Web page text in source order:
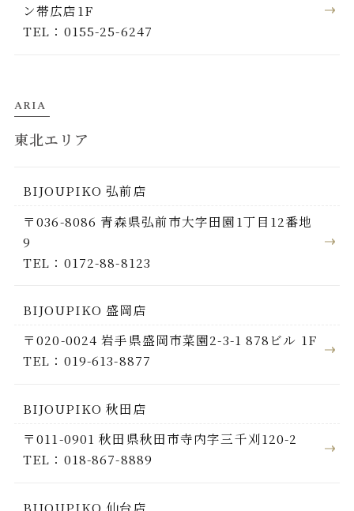
ン帯広店1F
TEL：0155-25-6247
ARIA
東北エリア
BIJOUPIKO 弘前店
〒036-8086 青森県弘前市大字田園1丁目12番地
9
TEL：0172-88-8123
BIJOUPIKO 盛岡店
〒020-0024 岩手県盛岡市菜園2-3-1 878ビル 1F
TEL：019-613-8877
BIJOUPIKO 秋田店
〒011-0901 秋田県秋田市寺内字三千刈120-2
TEL：018-867-8889
BIJOUPIKO 仙台店